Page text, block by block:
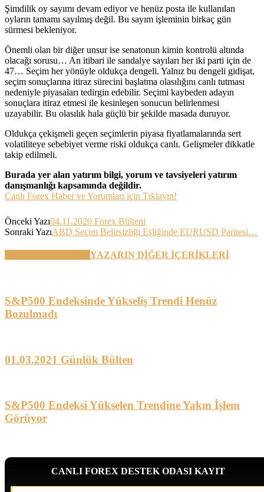
Şimdilik oy sayımı devam ediyor ve henüz posta ile kullanılan
oyların tamamı sayılmış değil. Bu sayım işleminin birkaç gün
sürmesi bekleniyor.
Önemli olan bir diğer unsur ise senatonun kimin kontrolü altında
olacağı sorusu… An itibari ile sandalye sayıları her iki parti için de
47… Seçim her yönüyle oldukça dengeli. Yalnız bu dengeli gidişat,
seçim sonuçlarına itiraz sürecini başlatma olasılığını canlı tutması
nedeniyle piyasaları tedirgin edebilir. Seçimi kaybeden adayın
sonuçlara itiraz etmesi ile kesinleşen sonucun belirlenmesi
uzayabilir. Bu olasılık hala güçlü bir şekilde masada duruyor.
Oldukça çekişmeli geçen seçimlerin piyasa fiyatlamalarında sert
volatiliteye sebebiyet verme riski oldukça canlı. Gelişmeler dikkatle
takip edilmeli.
Burada yer alan yatırım bilgi, yorum ve tavsiyeleri yatırım
danışmanlığı kapsamında değildir.
Canlı Forex Haber ve Yorumları için Tıklayın!
Önceki Yazı04.11.2020 Forex Bülteni
Sonraki YazıABD Seçim Belirsizliği Eşliğinde EURUSD Paritesi…
YAZARIN DİĞER İÇERİKLERİ
S&P500 Endeksinde Yükseliş Trendi Henüz
Bozulmadı
01.03.2021 Günlük Bülten
S&P500 Endeksi Yükselen Trendine Yakın İşlem
Görüyor
CANLI FOREX DESTEK ODASI KAYIT